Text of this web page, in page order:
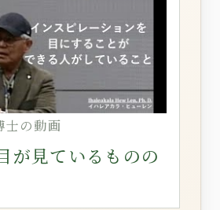
士の動画
が見ているものの